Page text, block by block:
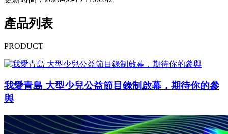
產品列表
PRODUCT
我愛青島 大型少兒公益節目錄制啟幕，期待你的參
與